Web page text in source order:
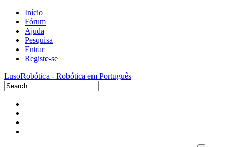
Início
Fórum
Ajuda
Pesquisa
Entrar
Registe-se
LusoRobótica - Robótica em Português